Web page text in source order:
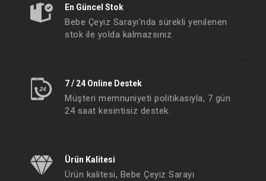
En Güncel Stok
Bebe Çeyiz Sarayı'nda sürekli yenilenen
stok ile yolda kalmazsınız.
7 / 24 Online Destek
Müşteri memnuniyeti politikasıyla, 7 gün
24 saat kesintisiz destek.
Ürün Kalitesi
Ürün kalitesi, Bebe Çeyiz Sarayı